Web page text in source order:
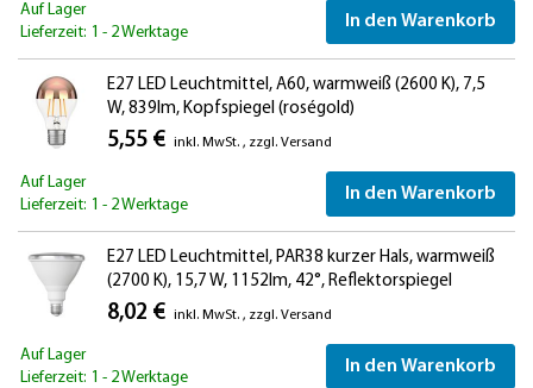
Auf Lager
Lieferzeit: 1 - 2 Werktage
In den Warenkorb
E27 LED Leuchtmittel, A60, warmweiß (2600 K), 7,5
W, 839lm, Kopfspiegel (roségold)
5,55 € inkl. MwSt. , zzgl. Versand
Auf Lager
Lieferzeit: 1 - 2 Werktage
In den Warenkorb
E27 LED Leuchtmittel, PAR38 kurzer Hals, warmweiß
(2700 K), 15,7 W, 1152lm, 42°, Reflektorspiegel
(silber)
8,02 € inkl. MwSt. , zzgl. Versand
Auf Lager
Lieferzeit: 1 - 2 Werktage
In den Warenkorb